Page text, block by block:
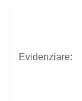
Evidenziare: